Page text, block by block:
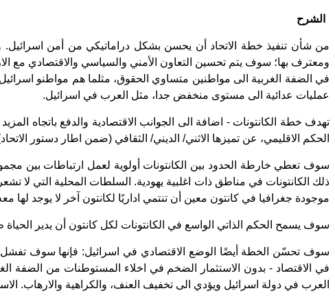
الشرح
من شأن تنفيذ خطة الاتحاد أن يحسن بشكل دراماتيكي من أمن اسرائيل.
ومعترف بها؛ سوف يتم تحسين التعاون الأمني والسياسي والاقتصادي مع
في الضفة الغربية الى مواطنين متساوي الحقوق، مثلما هم مواطنو
عمليات عدائية الى مستوى منخفض جدا، مثل العرب في اسرائيل.
تهدف خطة الكانتونات - اضافة الى الجوانب الاقتصادية والدفع باتجاه
الحكم الاقليمي، عن تميزها الاثني/ الديني/ الثقافي (ضمن اطار دستور
سوف تعطي خارطة الحدود بين الكانتونات أولوية لعمل ارتباطات بين
ذلك الكانتونات في مناطق ذات اغلبية يهودية. السلطات المحلية التي لا
موجودة جغرافيا في كانتون معين أن تنتمي اداريًا لكانتون آخر لا يوجد
سوف يسمح الحكم الذاتي الواسع في الكانتونات لكل كانتون أن يدير
سوف تحسّن الخطة أيضًا الوضع الاقتصادي في اسرائيل: فإنها سوف تفشل
في الاقتصاد - بدون الاستثمار الضخم في اخلاء المستوطنات من الضفة
العرب في دولة اسرائيل ويؤدي الى تخفيف العنف، والكراهية والارهاب.